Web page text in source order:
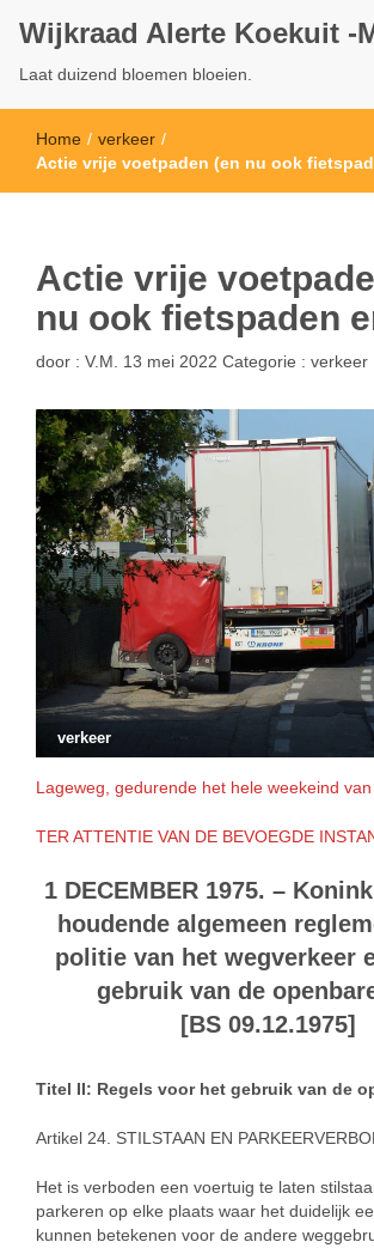
Wijkraad Alerte Koekuit -
Laat duizend bloemen bloeien.
Home / verkeer /
Actie vrije voetpaden (en nu ook
Actie vrije
nu ook fietspaden
door : V.M. 13 mei 2022 Categorie : verkeer
verkeer
Lageweg, gedurende het hele weekeind van
TER ATTENTIE VAN DE BEVOEGDE
1 DECEMBER 1975. –
houdende algemeen
politie van het wegverkeer
gebruik van de
[BS 09.12.1975]
Titel II: Regels voor het gebruik van de
Artikel 24. STILSTAAN EN
Het is verboden een voertuig te laten
parkeren op elke plaats waar het duidelijk
kunnen betekenen voor de andere